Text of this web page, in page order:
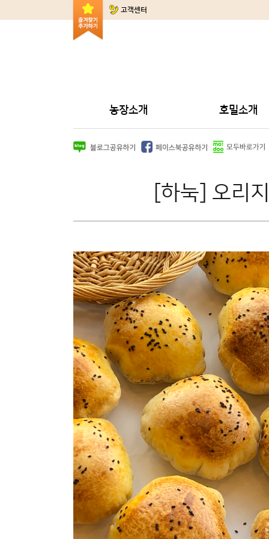
고객센터
농장소개 호밀소개
[하눅] 오리